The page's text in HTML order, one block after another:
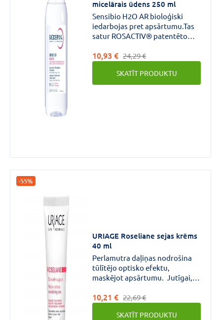
micelārais ūdens 250 ml
Sensibio H2O AR bioloģiski
iedarbojas pret apsārtumu.Tas
satur ROSACTIV® patentēto
uz apsārtuma cēloni: kavē
vaskulārā endotēlija augšanas
faktora (VEAF) sintēzi, kurš ir
viens no galvenajiem asinsvadu
10,93 € 24,29 €
SKATĪT PRODUKTU
-55%
URIAGE Roseliane sejas krēms
40 ml
Perlamutra daļiņas nodrošina
tūlītējo optisko efektu,
maskējot apsārtumu. Jutīgai,
Nomierina un mitrina.
10,21 € 22,69 €
SKATĪT PRODUKTU